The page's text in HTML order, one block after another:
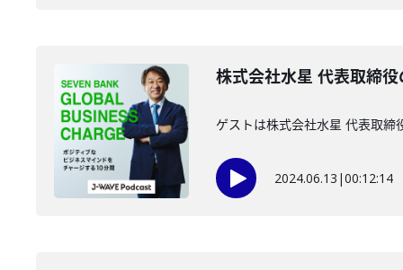
株式会社水星 代表取締
ゲストは株式会社水星 代表取締
2024.06.13 |00:12:14